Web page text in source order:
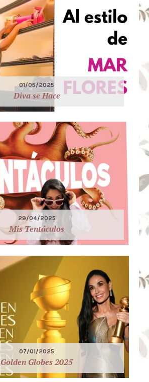
01/05/2025
Diva se Hace
29/04/2025
Mis Tentáculos
07/01/2025
Golden Globes 2025